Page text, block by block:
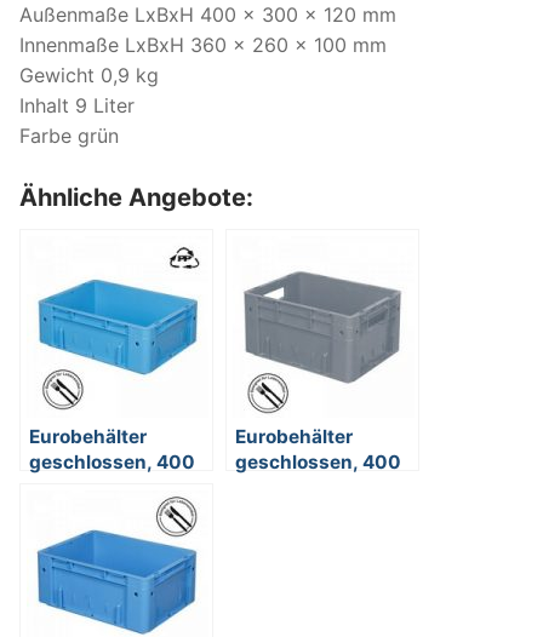
Außenmaße LxBxH 400 x 300 x 120 mm
Innenmaße LxBxH 360 x 260 x 100 mm
Gewicht 0,9 kg
Inhalt 9 Liter
Farbe grün
Ähnliche Angebote:
Eurobehälter
geschlossen, 400
Eurobehälter
geschlossen, 400